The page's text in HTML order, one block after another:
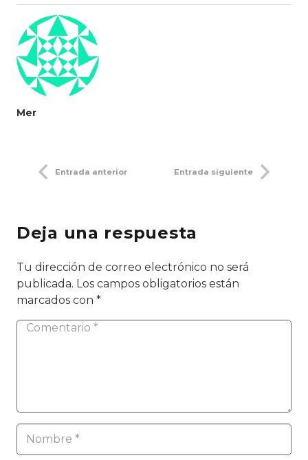
Mer
Entrada anterior Entrada siguiente
Deja una respuesta
Tu dirección de correo electrónico no será
publicada. Los campos obligatorios están
marcados con *